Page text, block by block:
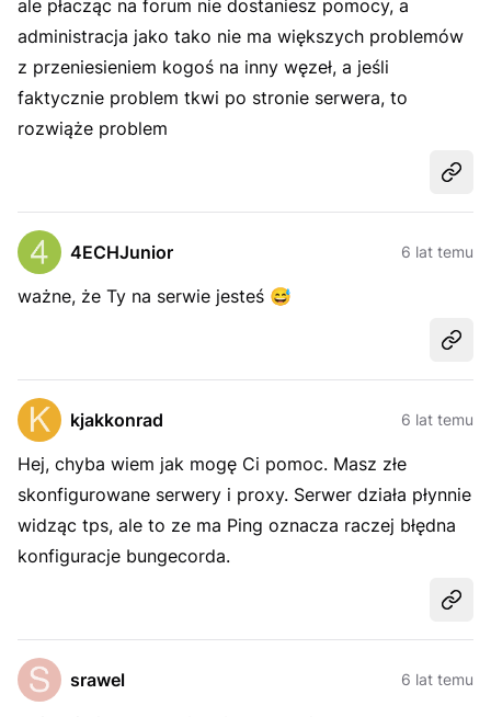
ale płacząc na forum nie dostaniesz pomocy, a
administracja jako tako nie ma większych problemów
z przeniesieniem kogoś na inny węzeł, a jeśli
faktycznie problem tkwi po stronie serwera, to
rozwiąże problem
4ECHJunior 6 lat temu
ważne, że Ty na serwie jesteś 😅
kjakkonrad 6 lat temu
Hej, chyba wiem jak mogę Ci pomoc. Masz złe
skonfigurowane serwery i proxy. Serwer działa płynnie
widząc tps, ale to ze ma Ping oznacza raczej błędna
konfiguracje bungecorda.
srawel 6 lat temu